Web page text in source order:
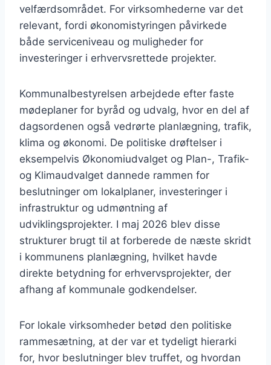
velfærdsområdet. For virksomhederne var det
relevant, fordi økonomistyringen påvirkede
både serviceniveau og muligheder for
investeringer i erhvervsrettede projekter.
Kommunalbestyrelsen arbejdede efter faste
mødeplaner for byråd og udvalg, hvor en del af
dagsordenen også vedrørte planlægning, trafik,
klima og økonomi. De politiske drøftelser i
eksempelvis Økonomiudvalget og Plan-, Trafik-
og Klimaudvalget dannede rammen for
beslutninger om lokalplaner, investeringer i
infrastruktur og udmøntning af
udviklingsprojekter. I maj 2026 blev disse
strukturer brugt til at forberede de næste skridt
i kommunens planlægning, hvilket havde
direkte betydning for erhvervsprojekter, der
afhang af kommunale godkendelser.
For lokale virksomheder betød den politiske
rammesætning, at der var et tydeligt hierarki
for, hvor beslutninger blev truffet, og hvordan